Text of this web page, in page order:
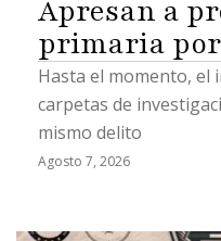
Apresan a
primaria
Hasta el momento, el
carpetas de
mismo delito
Agosto 7, 2026